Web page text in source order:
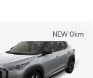
NEW 0km